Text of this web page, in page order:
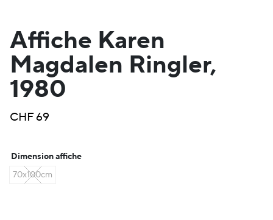
Affiche Karen
Magdalen Ringler,
1980
CHF69
Dimension affiche
70x100cm